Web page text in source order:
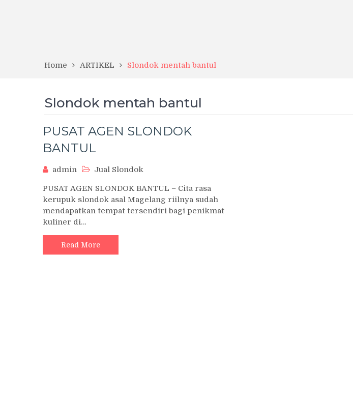
Home ARTIKEL Slondok mentah bantul
Slondok mentah bantul
PUSAT AGEN SLONDOK
BANTUL
admin Jual Slondok
PUSAT AGEN SLONDOK BANTUL – Cita rasa
kerupuk slondok asal Magelang riilnya sudah
mendapatkan tempat tersendiri bagi penikmat
kuliner di…
Read More